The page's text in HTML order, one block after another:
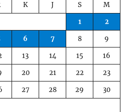
K J S
M
1
2
6 7 8
9
13 14 15
16
20 21 22
23
27 28 29
30